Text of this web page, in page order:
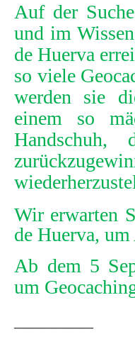
Auf der
und im
de Huerva
so viele
werden sie
einem so
Handschuh,
zurü
Wir erwarten
de Huerva,
Ab dem 5
um